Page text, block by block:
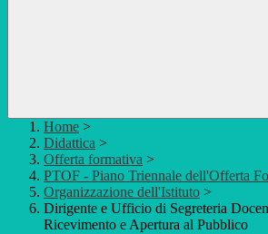
Home >
Didattica >
Offerta formativa >
PTOF - Piano Triennale dell'Offerta
Organizzazione dell'Istituto >
Dirigente e Ufficio di Segreteria
Ricevimento e Apertura al Pubblico